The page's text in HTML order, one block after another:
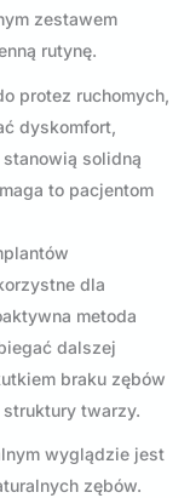
zestawem
rutynę.
protez ruchomych,
dyskomfort,
solidną
to pacjentom
dla
metoda
dalszej
braku zębów
struktury twarzy.
wyglądzie jest
zębów.